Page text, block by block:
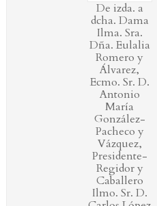
De izda. a
dcha. Dama
Ilma. Sra.
Dña. Eulalia
Romero y
Álvarez,
Ecmo. Sr. D.
Antonio
María
González-
Pacheco y
Vázquez,
Presidente-
Regidor y
Caballero
Ilmo. Sr. D.